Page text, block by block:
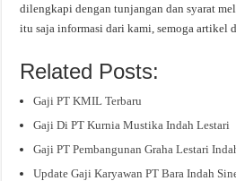
dilengkapi dengan tunjangan dan syarat
itu saja informasi dari kami, semoga artikel
Related Posts:
Gaji PT KMIL Terbaru
Gaji Di PT Kurnia Mustika Indah Lestari
Gaji PT Pembangunan Graha Lestari
Update Gaji Karyawan PT Bara Indah